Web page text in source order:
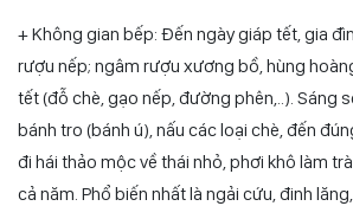
+ Không gian bếp: Đến ngày giáp tết, gia
rượu nếp; ngâm rượu xương bồ, hùng
tết (đỗ chè, gạo nếp, đường phên,..). Sáng
bánh tro (bánh ú), nấu các loại chè, đến
đi hái thảo mộc về thái nhỏ, phơi khô làm
cả năm. Phổ biến nhất là ngải cứu, đinh